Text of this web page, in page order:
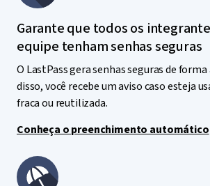
Garante que todos os
equipe tenham senhas seguras
O LastPass gera senhas seguras de
disso, você recebe um aviso caso esteja
fraca ou reutilizada.
Conheça o preenchimento automático